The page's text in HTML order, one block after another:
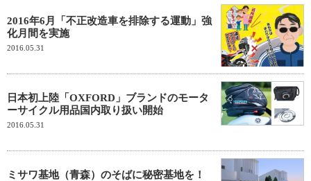
2016年6月「不正改造車を排除する運動」強
化月間を実施
2016.05.31
日本初上陸「OXFORD」ブランドのモータ
ーサイクル用品国内取り扱い開始
2016.05.31
ミサワ基地（青森）のそばに秘密基地を！